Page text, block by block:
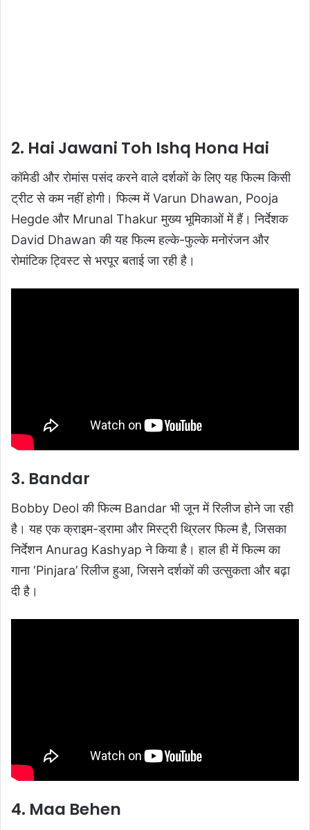
2. Hai Jawani Toh Ishq Hona Hai
कॉमेडी और रोमांस पसंद करने वाले दर्शकों के लिए यह फिल्म किसी
ट्रीट से कम नहीं होगी। फिल्म में Varun Dhawan, Pooja
Hegde और Mrunal Thakur मुख्य भूमिकाओं में हैं। निर्देशक
David Dhawan की यह फिल्म हल्के-फुल्के मनोरंजन और
रोमांटिक ट्विस्ट से भरपूर बताई जा रही है।
3. Bandar
Bobby Deol की फिल्म Bandar भी जून में रिलीज होने जा रही
है। यह एक क्राइम-ड्रामा और मिस्ट्री थ्रिलर फिल्म है, जिसका
निर्देशन Anurag Kashyap ने किया है। हाल ही में फिल्म का
गाना ‘Pinjara’ रिलीज हुआ, जिसने दर्शकों की उत्सुकता और बढ़ा
दी है।
4. Maa Behen